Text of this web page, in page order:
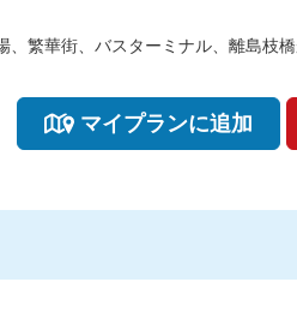
繁華街、バスターミナル、離島枝橋
マイプランに追加